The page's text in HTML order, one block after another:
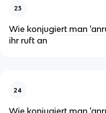
23
Wie konjugiert man
ihr ruft an
24